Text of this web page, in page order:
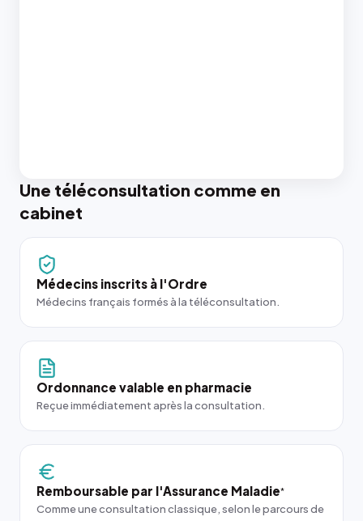
Une téléconsultation comme en
cabinet
Médecins inscrits à l'Ordre
Médecins français formés à la téléconsultation.
Ordonnance valable en pharmacie
Reçue immédiatement après la consultation.
Remboursable par l'Assurance Maladie*
Comme une consultation classique, selon le parcours de